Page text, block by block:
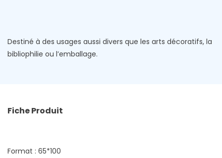
Destiné à des usages aussi divers que les arts décoratifs, la
bibliophilie ou l’emballage.
Fiche Produit
Format : 65*100